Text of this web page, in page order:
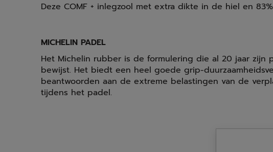
Deze COMF + inlegzool met extra dikte in de hiel en
MICHELIN PADEL
Het Michelin rubber is de formulering die al 20 jaar zijn
bewijst. Het biedt een heel goede grip-
beantwoorden aan de extreme belastingen van de
tijdens het padel.